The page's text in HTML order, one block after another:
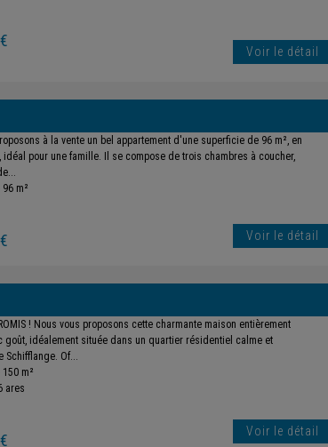
Voir le détail
à la vente un bel appartement d'une superficie de 96 m², en
idéal pour une famille. Il se compose de trois chambres à coucher,
96 m²
Voir le détail
! Nous vous proposons cette charmante maison entièrement
goût, idéalement située dans un quartier résidentiel calme et
Schifflange. Of...
150 m²
ares
Voir le détail